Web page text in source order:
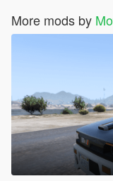
More mods by